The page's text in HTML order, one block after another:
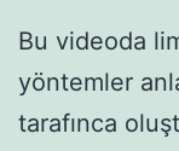
Bu videoda
yöntemler
tarafınca